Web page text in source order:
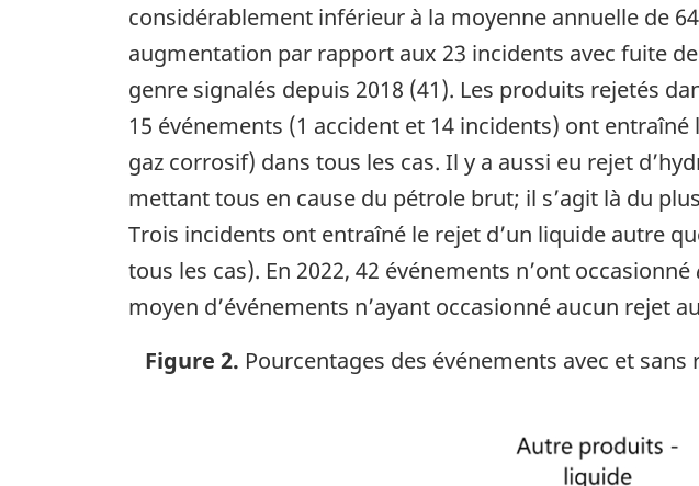
considérablement inférieur à la moyenne annuelle de
augmentation par rapport aux 23 incidents avec fuite
genre signalés depuis 2018 (41). Les produits rejetés
15 événements (1 accident et 14 incidents) ont
gaz corrosif) dans tous les cas. Il y a aussi eu rejet
mettant tous en cause du pétrole brut; il s’agit là du
Trois incidents ont entraîné le rejet d’un liquide autre
tous les cas). En 2022, 42 événements n’ont occasionné
moyen d’événements n’ayant occasionné aucun rejet
Figure 2. Pourcentages des événements avec et